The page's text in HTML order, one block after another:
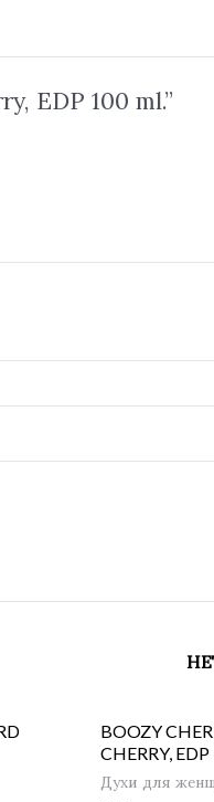
EDP 100 ml.”
BOOZY
CHERRY,
Духи для